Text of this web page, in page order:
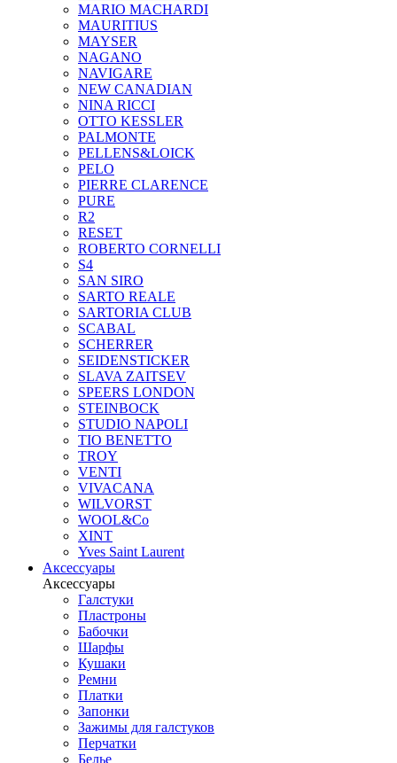
MARIO MACHARDI
MAURITIUS
MAYSER
NAGANO
NAVIGARE
NEW CANADIAN
NINA RICCI
OTTO KESSLER
PALMONTE
PELLENS&LOICK
PELO
PIERRE CLARENCE
PURE
R2
RESET
ROBERTO CORNELLI
S4
SAN SIRO
SARTO REALE
SARTORIA CLUB
SCABAL
SCHERRER
SEIDENSTICKER
SLAVA ZAITSEV
SPEERS LONDON
STEINBOCK
STUDIO NAPOLI
TIO BENETTO
TROY
VENTI
VIVACANA
WILVORST
WOOL&Co
XINT
Yves Saint Laurent
Аксессуары
Аксессуары
Галстуки
Пластроны
Бабочки
Шарфы
Кушаки
Ремни
Платки
Запонки
Зажимы для галстуков
Перчатки
Белье